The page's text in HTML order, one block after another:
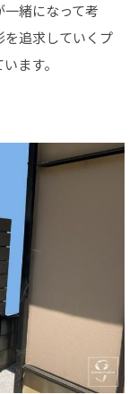
緒になって考
を追求していくプ
ます。